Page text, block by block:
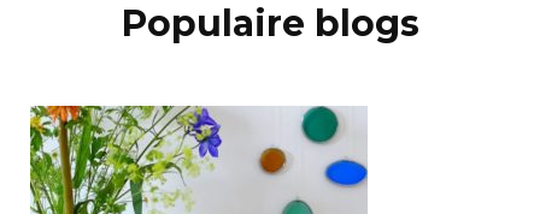
Populaire blogs